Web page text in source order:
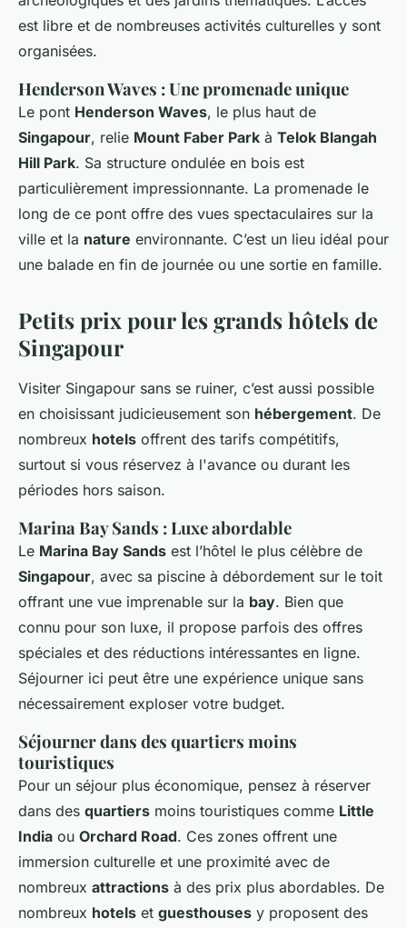
est libre et de nombreuses activités culturelles y sont
organisées.
Henderson Waves : Une promenade unique
Le pont Henderson Waves, le plus haut de
Singapour, relie Mount Faber Park à Telok Blangah
Hill Park. Sa structure ondulée en bois est
particulièrement impressionnante. La promenade le
long de ce pont offre des vues spectaculaires sur la
ville et la nature environnante. C’est un lieu idéal pour
une balade en fin de journée ou une sortie en famille.
Petits prix pour les grands hôtels de
Singapour
Visiter Singapour sans se ruiner, c’est aussi possible
en choisissant judicieusement son hébergement. De
nombreux hotels offrent des tarifs compétitifs,
surtout si vous réservez à l'avance ou durant les
périodes hors saison.
Marina Bay Sands : Luxe abordable
Le Marina Bay Sands est l’hôtel le plus célèbre de
Singapour, avec sa piscine à débordement sur le toit
offrant une vue imprenable sur la bay. Bien que
connu pour son luxe, il propose parfois des offres
spéciales et des réductions intéressantes en ligne.
Séjourner ici peut être une expérience unique sans
nécessairement exploser votre budget.
Séjourner dans des quartiers moins
touristiques
Pour un séjour plus économique, pensez à réserver
dans des quartiers moins touristiques comme Little
India ou Orchard Road. Ces zones offrent une
immersion culturelle et une proximité avec de
nombreux attractions à des prix plus abordables. De
nombreux hotels et guesthouses y proposent des